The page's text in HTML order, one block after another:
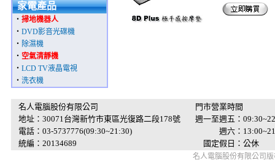
家電產品
‧ 掃地機器人
‧ DVD影音光碟機
‧ 除濕機
‧ 空氣清靜機
‧ LCD TV液晶電視
‧ 洗衣機
名人電腦股份有限公司
地址：30071台灣新竹市東區光復路二段178號
電話：03-5737776(09:30~21:30)
統編：20134689
門市營業時間
週一至週五：
週六：
國定假日：公休
名人電腦股份有限公司版